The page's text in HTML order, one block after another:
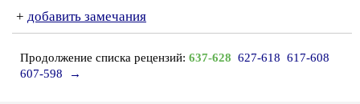
+ добавить замечания
Продолжение списка рецензий: 637-628 627-618 617-608
607-598
→